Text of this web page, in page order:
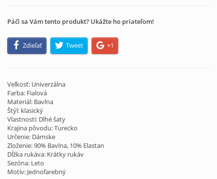
Páči sa Vám tento produkt? Ukážte ho priateľom!
Zdieľať Tweet +1
Veľkosť: Univerzálna
Farba: Fialová
Materiál: Bavlna
Štýl: klasický
Vlastnosti: Dlhé šaty
Krajina pôvodu: Turecko
Určenie: Dámske
Zloženie: 90% Bavlna, 10% Elastan
Dĺžka rukáva: Krátky rukáv
Sezóna: Leto
Motív: Jednofarebný